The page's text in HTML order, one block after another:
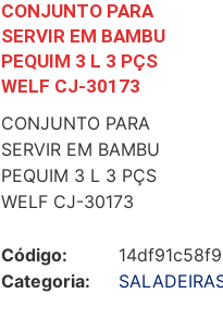
CONJUNTO PARA
SERVIR EM BAMBU
PEQUIM 3 L 3 PÇS
WELF CJ-30173
CONJUNTO PARA
SERVIR EM BAMBU
PEQUIM 3 L 3 PÇS
WELF CJ-30173
Código:
Categoria: